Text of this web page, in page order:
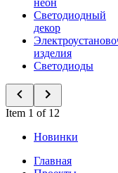
неон
Светодиодный
декор
изделия
Светодиоды
Item 1 of 12
Новинки
Главная